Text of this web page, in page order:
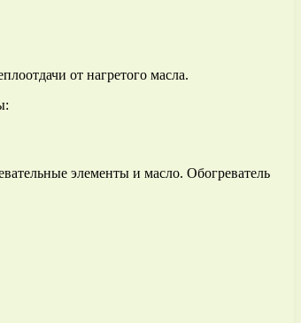
от нагретого масла.
элементы и масло. Обогреватель